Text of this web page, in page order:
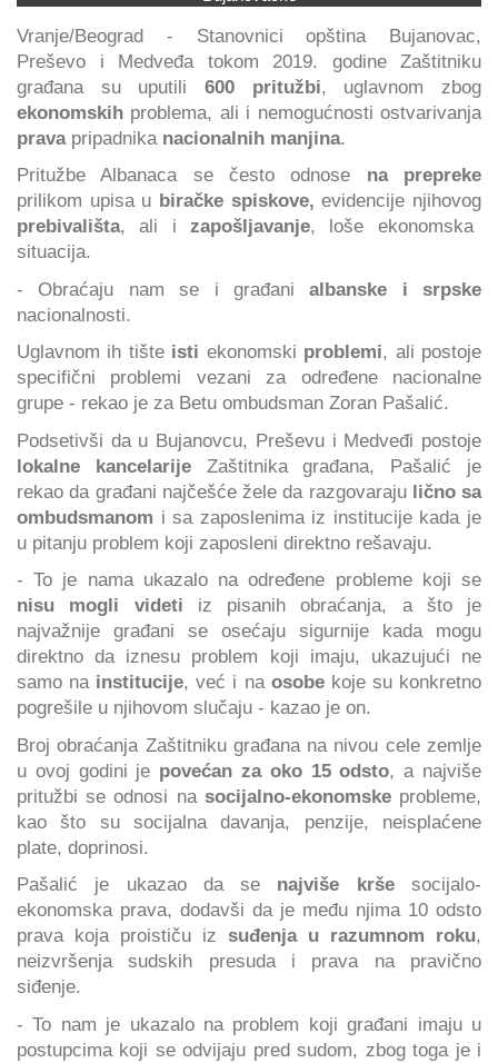
Vranje/Beograd - Stanovnici opština Bujanovac,
Preševo i Medveđa tokom 2019. godine Zaštitniku
građana su uputili 600 pritužbi, uglavnom zbog
ekonomskih problema, ali i nemogućnosti ostvarivanja
pravapripadnika nacionalnih manjina.
Pritužbe Albanaca se često odnose na prepreke
prilikom upisa u biračke spiskove, evidencije njihovog
prebivališta, ali i zapošljavanje, loše ekonomska
situacija.
- Obraćaju nam se i građanialbanske i srpske
nacionalnosti.
Uglavnom ih tišteisti ekonomski problemi, ali postoje
specifični problemi vezani za određene nacionalne
grupe - rekao je za Betu ombudsman Zoran Pašalić.
Podsetivši da u Bujanovcu, Preševu i Medveđi postoje
lokalne kancelarije Zaštitnika građana, Pašalić je
rekao da građani najčešće žele da razgovaraju lično sa
ombudsmanom i sa zaposlenima iz institucije kada je
u pitanju problem koji zaposleni direktno rešavaju.
- To je nama ukazalo na određene probleme koji se
nisu mogli videti iz pisanih obraćanja, a što je
najvažnije građani se osećaju sigurnije kada mogu
direktno da iznesu problem koji imaju, ukazujući ne
samo na institucije, već i na osobekoje su konkretno
pogrešile u njihovom slučaju - kazao je on.
Broj obraćanja Zaštitniku građana na nivou cele zemlje
u ovoj godini je povećan za oko 15 odsto, a najviše
pritužbi se odnosi na socijalno-ekonomskeprobleme,
kao što su socijalna davanja, penzije, neisplaćene
plate, doprinosi.
Pašalić je ukazao da se najviše kršesocijalo-
ekonomska prava, dodavši da je među njima 10 odsto
prava koja proističu iz suđenja u razumnom roku,
neizvršenja sudskih presuda i prava na pravično
siđenje.
- To nam je ukazalo na problem koji građani imaju u
postupcima koji se odvijaju pred sudom, zbog toga je i